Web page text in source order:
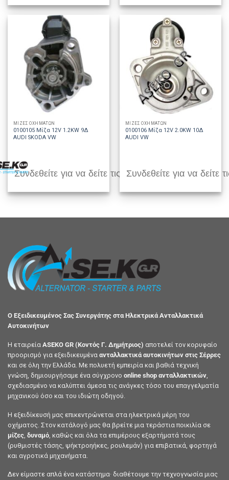
ΜΙΖΕΣ ΟΧΗΜΑΤΩΝ
0100105 Μίζα 12V 1.2KW 9Δ
AUDI SKODA VW
Συνδεθείτε για να δείτε τις τιμές
ΜΙΖΕΣ ΟΧΗΜΑΤΩΝ
0100106 Μίζα 12V 2.0KW 10Δ
AUDI VW
Συνδεθείτε για να δείτε
Ο Εξειδικευμένος Σας Συνεργάτης στα Ηλεκτρικά Ανταλλακτικά
Αυτοκινήτων
Η εταιρεία ASEKO GR (Κοντός Γ. Δημήτριος) αποτελεί τον κορυφαίο
προορισμό για εξειδικευμένα ανταλλακτικά αυτοκινήτων στις Σέρρες
και σε όλη την Ελλάδα. Με πολυετή εμπειρία και βαθιά τεχνική
γνώση, δημιουργήσαμε ένα σύγχρονο online shop ανταλλακτικών
σχεδιασμένο να καλύπτει άμεσα τις ανάγκες τόσο του επαγγελματία
μηχανικού όσο και του ιδιώτη οδηγού.
Η εξειδίκευσή μας επικεντρώνεται στα ηλεκτρικά μέρη του
οχήματος. Στον κατάλογό μας θα βρείτε μια τεράστια ποικιλία σε
μίζες δυναμό , καθώς και όλα τα επιμέρους εξαρτήματά τους
(ρυθμιστές τάσης, ψήκτροηήκες, ρουλεμάν) για επιβατικά, φορτηγά
και αγροτικά μηχανήματα.
Δεν είμαστε απλά ένα κατάστημα· διαθέτουμε την τεχνογνωσία μιας